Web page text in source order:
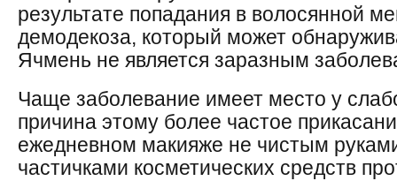
результате попадания в волосянной
демодекоза, который может
Ячмень не является заразным
Чаще заболевание имеет место у
причина этому более частое
ежедневном макияже не чистым
частичками косметических средств